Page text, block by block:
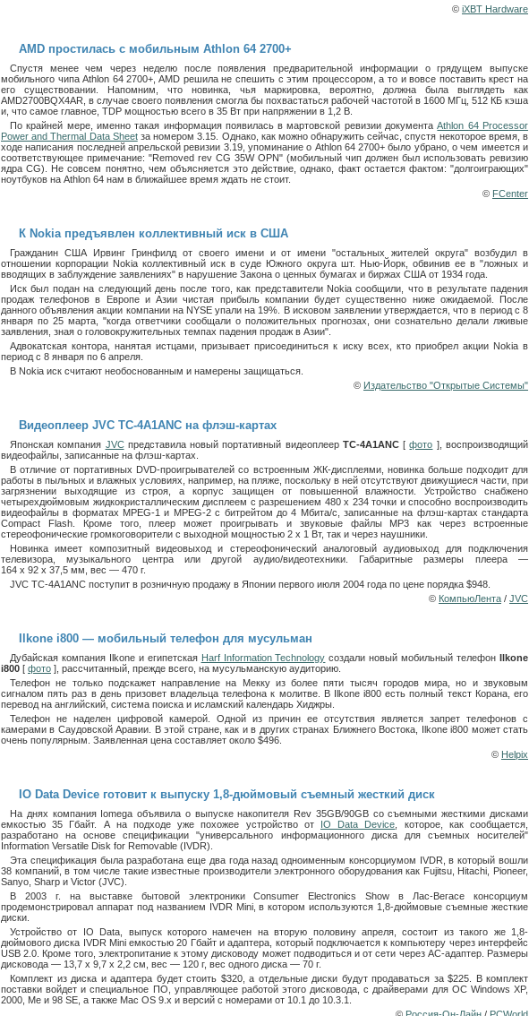
© iXBT Hardware
AMD простилась с мобильным Athlon 64 2700+
Спустя менее чем через неделю после появления предварительной информации о грядущем выпуске
мобильного чипа Athlon 64 2700+, AMD решила не спешить с этим процессором, а то и вовсе поставить крест на
его существовании. Напомним, что новинка, чья маркировка, вероятно, должна была выглядеть как
AMD2700BQX4AR, в случае своего появления смогла бы похвастаться рабочей частотой в 1600 МГц, 512 КБ кэша
и, что самое главное, TDP мощностью всего в 35 Вт при напряжении в 1,2 В.
По крайней мере, именно такая информация появилась в мартовской ревизии документаAthlon 64 Processor
Power and Thermal Data Sheetза номером 3.15. Однако, как можно обнаружить сейчас, спустя некоторое время, в
ходе написания последней апрельской ревизии 3.19, упоминание о Athlon 64 2700+ было убрано, о чем имеется и
соответствующее примечание: "Removed rev CG 35W OPN" (мобильный чип должен был использовать ревизию
ядра CG). Не совсем понятно, чем объясняется это действие, однако, факт остается фактом: "долгоиграющих"
ноутбуков на Athlon 64 нам в ближайшее время ждать не стоит.
© FCenter
К Nokia предъявлен коллективный иск в США
Гражданин США Ирвинг Гринфилд от своего имени и от имени "остальных жителей округа" возбудил в
отношении корпорации Nokia коллективный иск в суде Южного округа шт. Нью-Йорк, обвинив ее в "ложных и
вводящих в заблуждение заявлениях" в нарушение Закона о ценных бумагах и биржах США от 1934 года.
Иск был подан на следующий день после того, как представители Nokia сообщили, что в результате падения
продаж телефонов в Европе и Азии чистая прибыль компании будет существенно ниже ожидаемой. После
данного объявления акции компании на NYSE упали на 19%. В исковом заявлении утверждается, что в период с 8
января по 25 марта, "когда ответчики сообщали о положительных прогнозах, они сознательно делали лживые
заявления, зная о головокружительных темпах падения продаж в Азии".
Адвокатская контора, нанятая истцами, призывает присоединиться к иску всех, кто приобрел акции Nokia в
период с 8 января по 6 апреля.
В Nokia иск считают необоснованным и намерены защищаться.
© Издательство "Открытые Системы"
Видеоплеер JVC TC-4A1ANC на флэш-картах
Японская компания JVCпредставила новый портативный видеоплеер TC-4A1ANC[фото ], воспроизводящий
видеофайлы, записанные на флэш-картах.
В отличие от портативных DVD-проигрывателей со встроенным ЖК-дисплеями, новинка больше подходит для
работы в пыльных и влажных условиях, например, на пляже, поскольку в ней отсутствуют движущиеся части, при
загрязнении выходящие из строя, а корпус защищен от повышенной влажности. Устройство снабжено
четырехдюймовым жидкокристаллическим дисплеем с разрешением 480 х 234 точки и способно воспроизводить
видеофайлы в форматах MPEG-1 и MPEG-2 с битрейтом до 4 Мбита/с, записанные на флэш-картах стандарта
Compact Flash. Кроме того, плеер может проигрывать и звуковые файлы MP3 как через встроенные
стереофонические громкоговорители с выходной мощностью 2 х 1 Вт, так и через наушники.
Новинка имеет композитный видеовыход и стереофонический аналоговый аудиовыход для подключения
телевизора, музыкального центра или другой аудио/видеотехники. Габаритные размеры плеера —
164 х 92 х 37,5 мм, вес — 470 г.
JVC TC-4A1ANC поступит в розничную продажу в Японии первого июля 2004 года по цене порядка $948.
© КомпьюЛента / JVC
Ilkone i800 — мобильный телефон для мусульман
Дубайская компания Ilkone и египетская Harf Information Technology создали новый мобильный телефонIlkone
i800 [ фото ], рассчитанный, прежде всего, на мусульманскую аудиторию.
Телефон не только подскажет направление на Мекку из более пяти тысяч городов мира, но и звуковым
сигналом пять раз в день призовет владельца телефона к молитве. В Ilkone i800 есть полный текст Корана, его
перевод на английский, система поиска и исламский календарь Хиджры.
Телефон не наделен цифровой камерой. Одной из причин ее отсутствия является запрет телефонов с
камерами в Саудовской Аравии. В этой стране, как и в других странах Ближнего Востока, Ilkone i800 может стать
очень популярным. Заявленная цена составляет около $496.
© Helpix
IO Data Device готовит к выпуску 1,8-дюймовый съемный жесткий диск
На днях компания Iomega объявила о выпуске накопителя Rev 35GB/90GB со съемными жесткими дисками
емкостью 35 Гбайт. А на подходе уже похожее устройство от IO Data Device , которое, как сообщается,
разработано на основе спецификации "универсального информационного диска для съемных носителей"
Information Versatile Disk for Removable (IVDR).
Эта спецификация была разработана еще два года назад одноименным консорциумом IVDR, в который вошли
38 компаний, в том числе такие известные производители электронного оборудования как Fujitsu, Hitachi, Pioneer,
Sanyo, Sharp и Victor (JVC).
В 2003 г. на выставке бытовой электроники Consumer Electronics Show в Лас-Вегасе консорциум
продемонстрировал аппарат под названием IVDR Mini, в котором используются 1,8-дюймовые съемные жесткие
диски.
Устройство от IO Data, выпуск которого намечен на вторую половину апреля, состоит из такого же 1,8-
дюймового диска IVDR Mini емкостью 20 Гбайт и адаптера, который подключается к компьютеру через интерфейс
USB 2.0. Кроме того, электропитание к этому дисководу может подводиться и от сети через AC-адаптер. Размеры
дисковода — 13,7 х 9,7 х 2,2 см, вес — 120 г, вес одного диска — 70 г.
Комплект из диска и адаптера будет стоить $320, а отдельные диски будут продаваться за $225. В комплект
поставки войдет и специальное ПО, управляющее работой этого дисковода, с драйверами для ОС Windows XP,
2000, Me и 98 SE, а также Mac OS 9.x и версий с номерами от 10.1 до 10.3.1.